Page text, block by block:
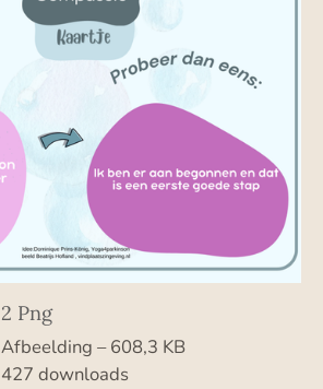
2 Png
Afbeelding – 608,3 KB
427 downloads